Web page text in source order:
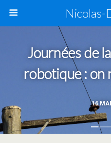
Nicolas-
16
Journées de
robotique : on
pour